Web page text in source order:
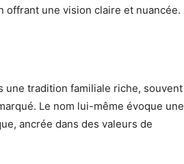
une vision claire et nuancée.
une tradition familiale riche, souvent
Le nom lui-même évoque une
ancrée dans des valeurs de